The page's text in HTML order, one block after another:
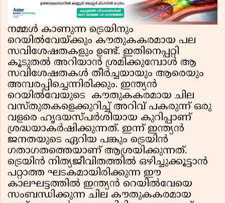
നമ്മൾ കാണുന്ന ട്രെയിനും
റെയിൽവേയ്ക്കും കൗതുകകരമായ പല
സവിശേഷതകളും ഉണ്ട്. ഇതിനെപ്പറ്റി
കൂടുതൽ അറിയാൻ ശ്രമിക്കുമ്പോൾ ആ
സവിശേഷതകൾ തീർച്ചയായും ആരെയും
അമ്പരപ്പിച്ചെന്നിരിക്കും. ഇന്ത്യൻ
റെയിൽവേയുടെ കൗതുകകരമായ ചില
വസ്തുതകളെക്കുറിച്ച് അറിവ് പകരുന്ന് ഒരു
വളരെ ഹൃദയസ്പർശിയായ കുറിപ്പാണ്
ശ്രദ്ധയാകർഷിക്കുന്നത്. ഇന്ന് ഇന്ത്യൻ
ജനതയുടെ ഏറിയ പങ്കും ട്രെയിൻ
ഗതാഗതത്തെയാണ് ആശ്രയിക്കുന്നത്.
ട്രെയിൻ നിത്യജീവിതത്തിൽ ഒഴിച്ചുക്കൂട്ടാൻ
പറ്റാത്ത ഘടകമായിരിക്കുന്ന ഈ
കാലഘട്ടത്തിൽ ഇന്ത്യൻ റെയിൽവേയെ
സംബന്ധിക്കുന്ന ചില കൗതുകകരമായ